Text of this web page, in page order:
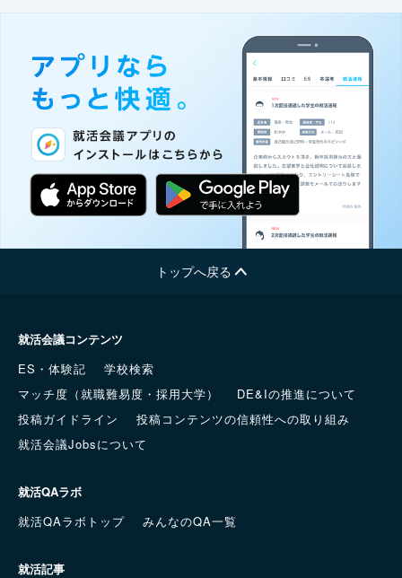
トップへ戻る
就活会議コンテンツ
ES・体験記
学校検索
マッチ度（就職難易度・採用大学）
DE&Iの推進について
投稿ガイドライン
投稿コンテンツの信頼性への取り組み
就活会議Jobsについて
就活QAラボ
就活QAラボトップ
みんなのQA一覧
就活記事